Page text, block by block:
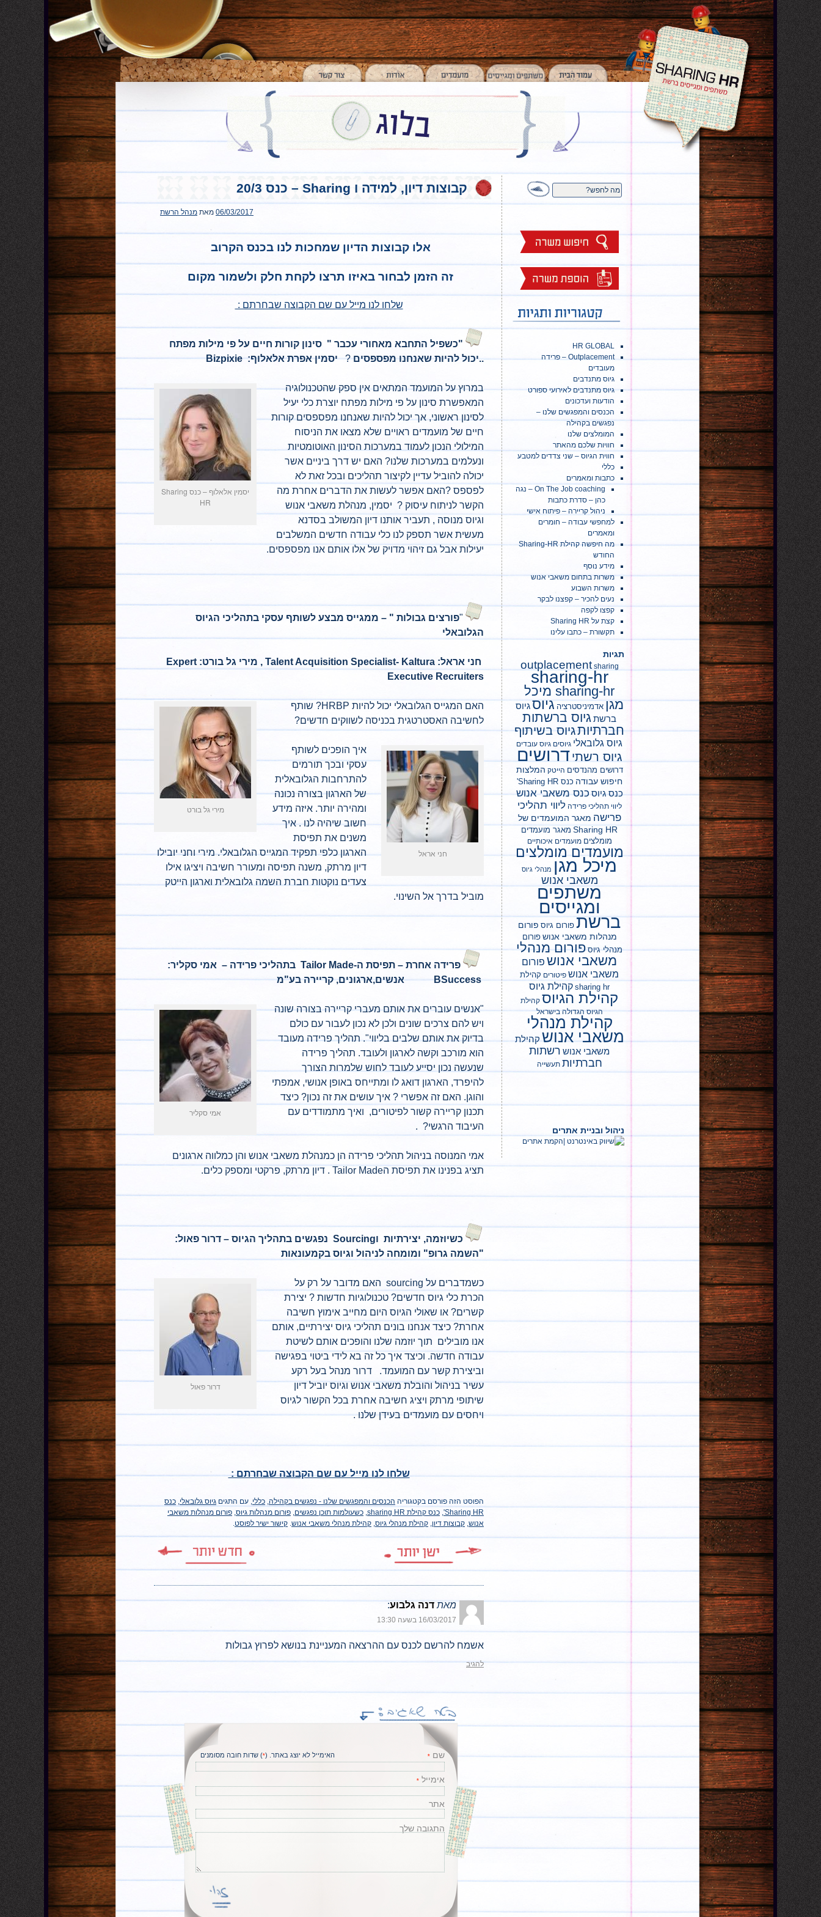
קבוצות דיון, למידה ו Sharing – כנס 20/3
06/03/2017 מאת מנהל הרשת
אלו קבוצות הדיון שמחכות לנו בכנס הקרוב
זה הזמן לבחור באיזו תרצו לקחת חלק ולשמור מקום
שלחו לנו מייל עם שם הקבוצה שבחרתם :
"כשפיל התחבא מאחורי עכבר " סינון קורות חיים על פי מילות מפתח
..יכול להיות שאנחנו מפספסים?יסמין אפרת אלאלוף: Bizpixie
יסמין אלאלוף – כנס Sharing
HR
במרוץ על המועמד המתאים אין ספק שהטכנולוגיה
המאפשרת סינון על פי מילות מפתח יוצרת כלי יעיל
לסינון ראשוני, אך יכול להיות שאנחנו מפספסים קורות
חיים של מועמדים ראויים שלא מצאו את הניסוח
המילולי הנכון לעמוד במערכות הסינון האוטומטיות
ונעלמים במערכות שלנו? האם יש דרך ביניים אשר
יכולה להוביל עדיין לקיצור תהליכים ובכל זאת לא
לפספס ?האם אפשר לעשות את הדברים אחרת מה
הקשר לניתוח עיסוק ? יסמין, מנהלת משאבי אנוש
וגיוס מנוסה , תעביר אותנו דיון המשולב בסדנא
מעשית אשר תספק לנו כלי עבודה חדשים המשלבים
יעילות אבל גם זיהוי מדויק של אלו אותם אנו מפספסים.
"פורצים גבולות " – ממגייס מבצע לשותף עסקי בתהליכי הגיוס
הגלובאלי
חני אראל: Talent Acquisition Specialist- Kaltura , מירי גל בורט: Expert
Executive Recruiters
מירי גל בורט
האם המגייס הגלובאלי יכול להיות HRBP? שותף
לחשיבה האסטרטגית בכניסה לשווקים חדשים?
חני אראל
איך הופכים לשותף
עסקי ובכך תורמים
להתרחבות הגלובאלית
של הארגון בצורה נכונה
ומהירה יותר. איזה מידע
חשוב שיהיה לנו . איך
משנים את תפיסת
הארגון כלפי תפקיד המגייס הגלובאלי. מירי וחני יובילו
דיון מרתק, משנה תפיסה ומעורר חשיבה ויציגו אילו
צעדים נוקטות חברת השמה גלובאלית וארגון הייטק
מוביל בדרך אל השינוי.
פרידה אחרת – תפיסת ה-Tailor Made בתהליכי פרידה – אמי סקליר:
BSuccess אנשים,ארגונים, קריירה בע"מ
אמי סקליר
"אנשים עוברים את אותם מעברי קריירה בצורה שונה
ויש להם צרכים שונים ולכן לא נכון לעבור עם כולם
בדיוק את אותם שלבים בליווי". תהליך פרידה מעובד
הוא מורכב וקשה לארגון ולעובד. תהליך פרידה
שנעשה נכון יסייע לעובד לחוש שלמרות הצורך
להיפרד, הארגון דואג לו ומתייחס באופן אנושי, אמפתי
והוגן. האם זה אפשרי ? איך עושים את זה נכון? כיצד
תכנון קריירה קשור לפיטורים, ואיך מתמודדים עם
העיבוד הרגשי? .
אמי המנוסה בניהול תהליכי פרידה הן כמנהלת משאבי אנוש והן כמלווה ארגונים
תציג בפנינו את תפיסת הTailor Made . דיון מרתק, פרקטי ומספק כלים.
כשיוזמה, יצירתיות וSourcing נפגשים בתהליך הגיוס – דרור פאול:
"השמה גרופ" ומומחה לניהול וגיוס בקמעונאות
דרור פאול
כשמדברים על sourcing האם מדובר על רק על
הכרת כלי גיוס חדשים? טכנולוגיות חדשות ? יצירת
קשרים? או שאולי הגיוס היום מחייב אימוץ חשיבה
אחרת? כיצד אנחנו בונים תהליכי גיוס יצירתיים, אותם
אנו מובילים תוך יוזמה שלנו והופכים אותם לשיטת
עבודה חדשה. וכיצד איך כל זה בא לידי ביטוי בפגישה
וביצירת קשר עם המועמד. דרור מנהל בעל רקע
עשיר בניהול והובלת משאבי אנוש וגיוס יוביל דיון
שיתופי מרתק ויציג חשיבה אחרת בכל הקשור לגיוס
ויחסים עם מועמדים בעידן שלנו .
שלחו לנו מייל עם שם הקבוצה שבחרתם :
הפוסט הזה פורסם בקטגוריה הכנסים והמפגשים שלנו - נפגשים בקהילה, כללי,‏ עם התגים גיוס גלובאלי, כנס
Sharing HR'
, כנס קהילת sharing HR , כשעולמות תוכן נפגשים, פורום מנהלות גיוס, פורום מנהלות משאבי
אנוש, קבוצות דיון, קהילת מנהלי גיוס, קהילת מנהלי משאבי אנוש.‏ קישור ישיר לפוסט.
מאת דנה גלבוע‏:
16/03/2017 בשעה 13:30
אשמח להרשם לכנס עם ההרצאה המעניינת בנושא לפרוץ גבולות
להגיב
האימייל לא יוצג באתר. (*) שדות חובה מסומנים שם *
אימייל *
אתר
התגובה שלך
HR GLOBAL
Outplacement – פרידה
מעובדים
גיוס מתנדבים
גיוס מתנדבים לאירועי ספורט
הודעות ועדכונים
הכנסים והמפגשים שלנו –
נפגשים בקהילה
המומלצים שלנו
חוויות שלכם מהאתר
חווית הגיוס – שני צדדים למטבע
כללי
כתבות ומאמרים
On The Job coaching – נגה
כהן – סדרת כתבות
ניהול קריירה – פיתוח אישי
למחפשי עבודה – חומרים
ומאמרים
מה חיפשה קהילת Sharing-HR
החודש
מידע נוסף
משרות בתחום משאבי אנוש
משרות השבוע
נעים להכיר – קפצנו לבקר
קפצו לקפה
קצת על Sharing HR
תקשורת – כתבו עלינו
תגיות
outplacement sharing
sharing-hr
sharing-hr מיכל
מגן אדמיניסטרציה גיוסגיוס
ברשתגיוס ברשתות
חברתיותגיוס בשיתוף
גיוס גלובאלי גיוסים גיוס עובדים
גיוס רשתידרושים
דרושים מהנדסים הייטק המלצות
חיפוש עבודה כנס Sharing HR'
כנס גיוסכנס משאבי אנוש
ליווי תהליכי פרידה ליווי תהליכי
פרישה מאגר המועמדים של
Sharing HR מאגר מועמדים
מומלצים מועמדים איכותיים
מועמדים מומלצים
מיכל מגן מנהלי גיוס
משאבי אנוש
משתפים
ומגייסים
ברשת פורום גיוס פורום
מנהלות משאבי אנוש פורום
מנהלי גיוס פורום מנהלי
משאבי אנוש פורום
משאבי אנוש פיטורים קהילת
sharing hr קהילת גיוס
קהילת הגיוס קהילת
הגיוס הגדולה בישראל
קהילת מנהלי
משאבי אנוש קהילת
משאבי אנוש רשתות
חברתיות תעשייה
ניהול ובניית אתרים